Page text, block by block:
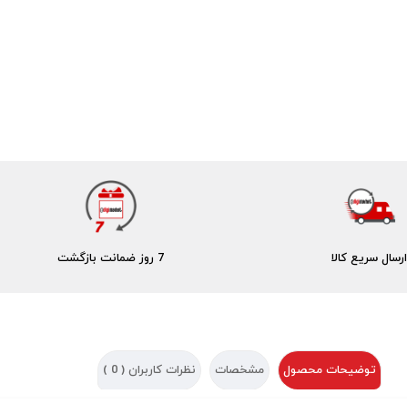
7 روز ضمانت بازگشت ارسال سریع کالا
توضیحات محصول مشخصات نظرات کاربران ( 0
)